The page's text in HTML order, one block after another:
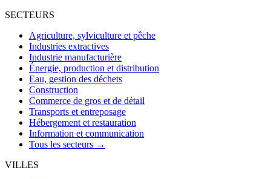
SECTEURS
Agriculture, sylviculture et pêche
Industries extractives
Industrie manufacturière
Énergie, production et distribution
Eau, gestion des déchets
Construction
Commerce de gros et de détail
Transports et entreposage
Hébergement et restauration
Information et communication
Tous les secteurs →
VILLES